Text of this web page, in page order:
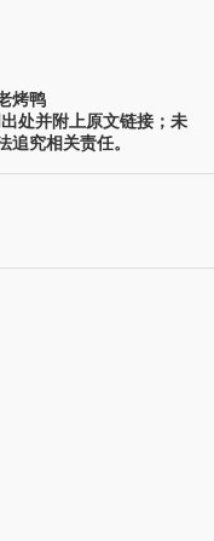
烤鸭
处并附上原文链接；未
究相关责任。